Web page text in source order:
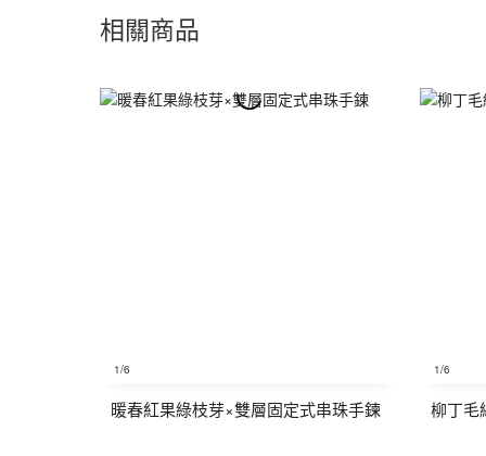
相關商品
1/6
暖春紅果綠枝芽×雙層固定式串珠手鍊
1/6
柳丁毛